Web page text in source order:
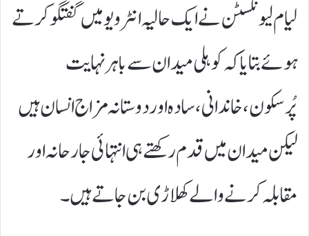
لیام لیونگسٹن نے ایک حالیہ انٹرویو میں گفتگو کرتے
ہوئے بتایا کہ کوہلی میدان سے باہر نہایت
پُرسکون، خاندانی، سادہ اور دوستانہ مزاج انسان ہیں
لیکن میدان میں قدم رکھتے ہی انتہائی جارحانہ اور
مقابلہ کرنے والے کھلاڑی بن جاتے ہیں۔